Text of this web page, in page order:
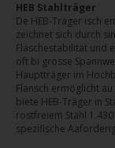
HEB Stahlträger
De HEB-Träger isch
zeichnet sich durch
Fläschestabilität und
oft bi grosse
Hauptträger im
Flansch ermöglicht
biete HEB-Träger in
rostfreiem Stahl
spezifische